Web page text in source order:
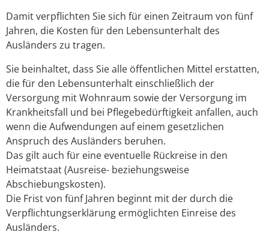
Damit verpflichten Sie sich für einen Zeitraum von fünf
Jahren, die Kosten für den Lebensunterhalt des
Ausländers zu tragen.
Sie beinhaltet, dass Sie alle öffentlichen Mittel erstatten,
die für den Lebensunterhalt einschließlich der
Versorgung mit Wohnraum sowie der Versorgung im
Krankheitsfall und bei Pflegebedürftigkeit anfallen, auch
wenn die Aufwendungen auf einem gesetzlichen
Anspruch des Ausländers beruhen.
Das gilt auch für eine eventuelle Rückreise in den
Heimatstaat (Ausreise- beziehungsweise
Abschiebungskosten).
Die Frist von fünf Jahren beginnt mit der durch die
Verpflichtungserklärung ermöglichten Einreise des
Ausländers.